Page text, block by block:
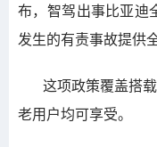
布，‌智驾出事比亚迪
发生的有责事故提供
这项政策覆盖搭
老用户均可享受。